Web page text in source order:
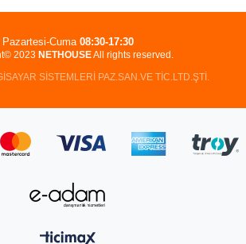
2023 NETHOUSEAll rights reserved.
SİSTEMLERİ PAZ.SAN.VE TİC.LTD.ŞTİ.
Pazartesi-Cuma 08:30-17:30